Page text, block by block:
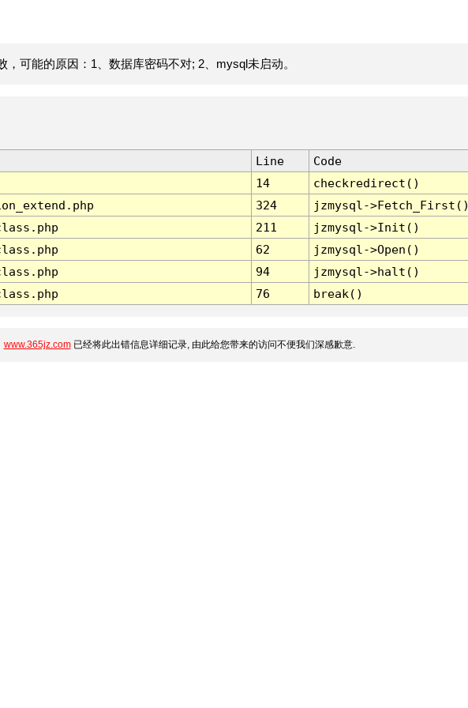
可能的原因：1、数据库密码不对; 2、mysql未启动。
Line
Code
14
checkredirect()
324
jzmysql-
211
jzmysql->Init()
62
jzmysql->Open()
94
jzmysql->halt()
76 break()
www.365jz.com已经将此出错信息详细记录, 由此给您带来的访问不便我们深感歉意.